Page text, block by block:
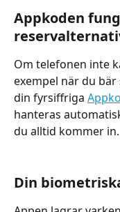
Appkoden
Om telefonen inte
exempel när du
din fyrsiffriga
hanteras
du alltid kommer in.
Din